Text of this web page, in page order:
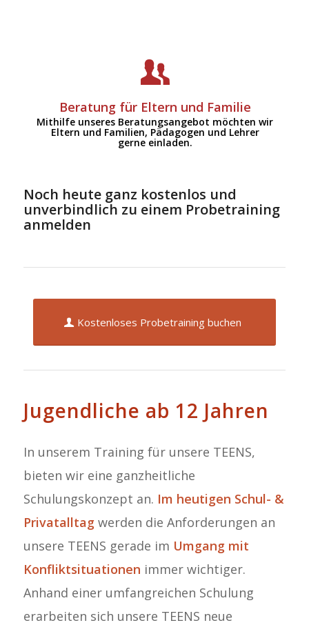
Beratung für Eltern und Familie
Mithilfe unseres Beratungsangebot möchten wir
Eltern und Familien, Pädagogen und Lehrer
gerne einladen.
Zu unserem Beratungsangebot
Noch heute ganz kostenlos und
unverbindlich zu einem Probetraining
anmelden
Kostenloses Probetraining buchen
Jugendliche ab 12 Jahren
In unserem Training für unsere TEENS,
bieten wir eine ganzheitliche
Schulungskonzept an. Im heutigen Schul- &
Privatalltagwerden die Anforderungen an
unsere TEENS gerade im Umgang mit
Konfliktsituationen immer wichtiger.
Anhand einer umfangreichen Schulung
erarbeiten sich unsere TEENS neue